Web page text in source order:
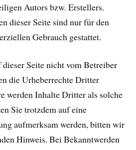
Autors bzw. Erstellers.
dieser Seite sind nur für den
Gebrauch gestattet.
Seite nicht vom Betreiber
die Urheberrechte Dritter
werden Inhalte Dritter als solche
Sie trotzdem auf eine
aufmerksam werden, bitten wir
Hinweis. Bei Bekanntwerden